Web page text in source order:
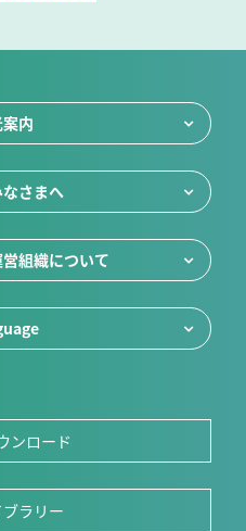
内
さまへ
組織について
ンロード
ラリー